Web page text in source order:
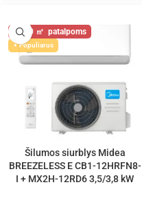
40
Populiarus
Šilumos siurblys Midea
BREEZELESS E CB1-12HRFN8-
I + MX2H-12RD6 3,5/3,8 kW